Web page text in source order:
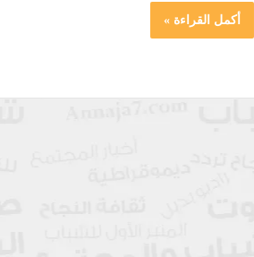
أكمل القراءة »